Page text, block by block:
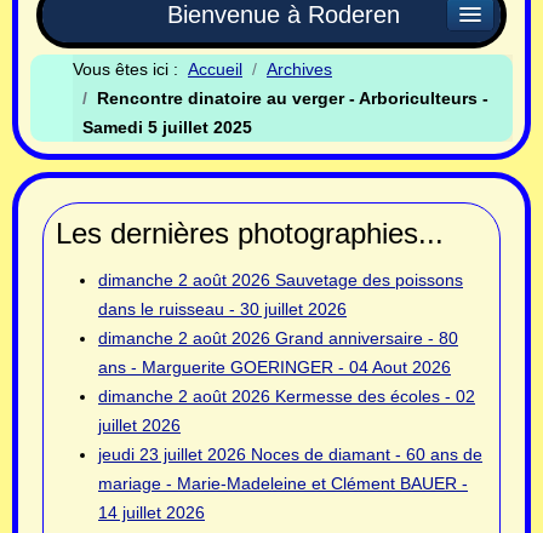
Bienvenue à Roderen
Vous êtes ici : Accueil
Archives
Rencontre dinatoire au verger - Arboriculteurs -
Samedi 5 juillet 2025
Les dernières photographies...
dimanche 2 août 2026 Sauvetage des poissons
dans le ruisseau - 30 juillet 2026
dimanche 2 août 2026 Grand anniversaire - 80
ans - Marguerite GOERINGER - 04 Aout 2026
dimanche 2 août 2026 Kermesse des écoles - 02
juillet 2026
jeudi 23 juillet 2026 Noces de diamant - 60 ans de
mariage - Marie-Madeleine et Clément BAUER -
14 juillet 2026